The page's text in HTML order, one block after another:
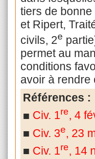
tiers de
et Ripert,
civils, 2e
permet au
conditions
avoir à rendre
Références :
■ Civ. 1re, 4
■ Civ. 3e, 23
■ Civ. 1re, 14